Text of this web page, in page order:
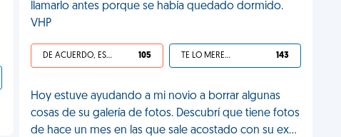
llamarlo antes porque se había quedado dormido.
VHP
DE ACUERDO, ES UNA VIDA HP 105 TE LO MERECES 143
Hoy estuve ayudando a mi novio a borrar algunas
cosas de su galería de fotos. Descubrí que tiene fotos
de hace un mes en las que sale acostado con su ex...